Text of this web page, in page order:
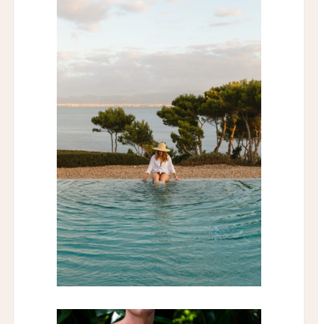
LNホテル・ファイブ
カイプー・ベルフリー
Kaipuu Belfry
ザ・バッテリー
サウスブリッジ・ナパ・バレー
Southbridge Napa Valley
カーネロス・リゾート＆スパ
Carneros Resort and Spa
ヴィラ・ベルーノ ホテル＆スパ
Villa Beluno Hotel & Spa
コレントソレイク＆リバーホテル